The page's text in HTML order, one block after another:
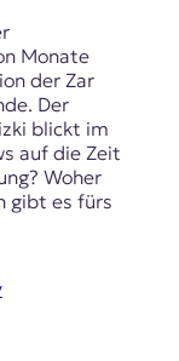
Monate
der Zar
Der
blickt im
auf die Zeit
Woher
gibt es fürs